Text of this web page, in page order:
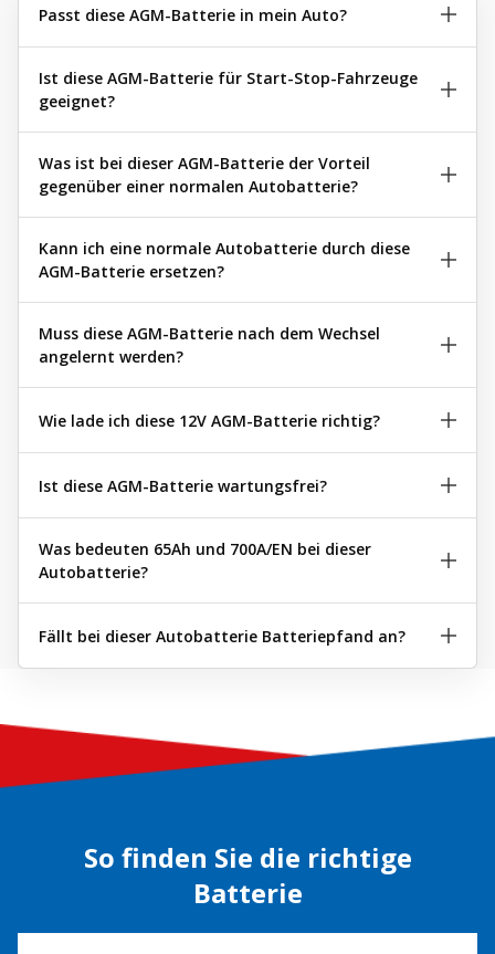
Passt diese AGM-Batterie in mein Auto?
Ist diese AGM-Batterie für Start-Stop-Fahrzeuge
geeignet?
Was ist bei dieser AGM-Batterie der Vorteil
gegenüber einer normalen Autobatterie?
Kann ich eine normale Autobatterie durch diese
AGM-Batterie ersetzen?
Muss diese AGM-Batterie nach dem Wechsel
angelernt werden?
Wie lade ich diese 12V AGM-Batterie richtig?
Ist diese AGM-Batterie wartungsfrei?
Was bedeuten 65Ah und 700A/EN bei dieser
Autobatterie?
Fällt bei dieser Autobatterie Batteriepfand an?
So finden Sie die richtige
Batterie